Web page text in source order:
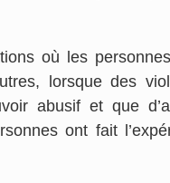
où les
lorsque des
abusif et que
ont fait